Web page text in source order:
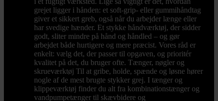
grejet ligger i hånden: et soft-grip- eller gummihåndtag
giver et sikkert greb, også når du arbejder længe eller
har svedige hænder. Et stykke håndværktøj, der sidder
godt, sliter mindre på hånd og håndled – og gør
arbejdet både hurtigere og mere præcist. Vores råd er
enkelt: vælg det, der passer til opgaven, og prioritér
kvalitet på det, du bruger ofte. Tænger, nøgler og
skrueværktøj Til at gribe, holde, spænde og løsne hører
nogle af de mest brugte stykker grej. I tænger og
klippeværktøj finder du alt fra kombinationstænger og
vandpumpetænger til skævbidere og